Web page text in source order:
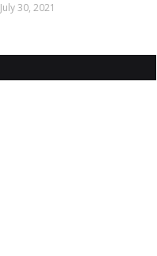
July 30, 2021